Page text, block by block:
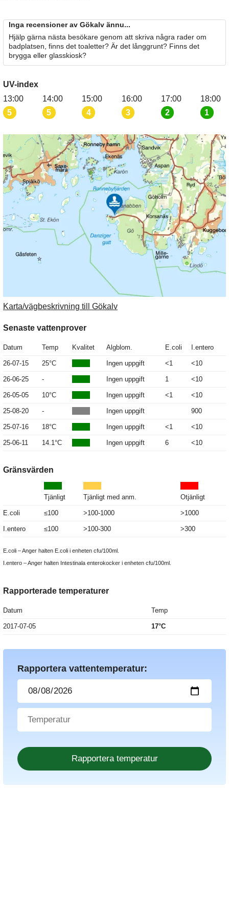
Inga recensioner av Gökalv ännu...
Hjälp gärna nästa besökare genom att skriva några rader om
badplatsen, finns det toaletter? Är det långgrunt? Finns det
brygga eller glasskiosk?
UV-index
13:00
5
14:00
5
15:00
4
16:00
3
17:00
2
18:00
1
Karta/vägbeskrivning till Gökalv
Senaste vattenprover
Datum Temp Kvalitet Algblom. E.coli I.entero
26-07-15 25°C Ingen uppgift <1 <10
26-06-25 - Ingen uppgift 1 <10
26-05-05 10°C Ingen uppgift <1 <10
25-08-20 - Ingen uppgift 900
25-07-16 18°C Ingen uppgift <1 <10
25-06-11 14.1°C Ingen uppgift 6 <10
Gränsvärden
Tjänligt Tjänligt med anm. Otjänligt
E.coli ≤100 >100-1000 >1000
I.entero ≤100 >100-300 >300
E.coli – Anger halten E.coli i enheten cfu/100ml.
I.entero – Anger halten Intestinala enterokocker i enheten cfu/100ml.
Rapporterade temperaturer
Datum Temp
2017-07-05 17°C
Rapportera vattentemperatur: